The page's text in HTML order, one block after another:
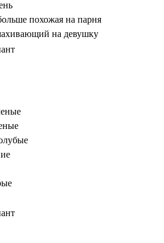
похожая на парня
на девушку